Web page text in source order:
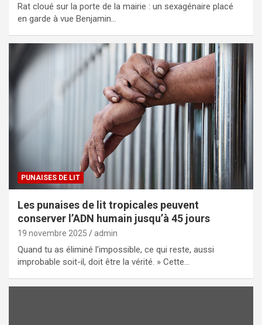
Rat cloué sur la porte de la mairie : un sexagénaire placé
en garde à vue Benjamin…
PUNAISES DE LIT
Les punaises de lit tropicales peuvent
conserver l’ADN humain jusqu’à 45 jours
19 novembre 2025 admin
Quand tu as éliminé l’impossible, ce qui reste, aussi
improbable soit-il, doit être la vérité. » Cette…